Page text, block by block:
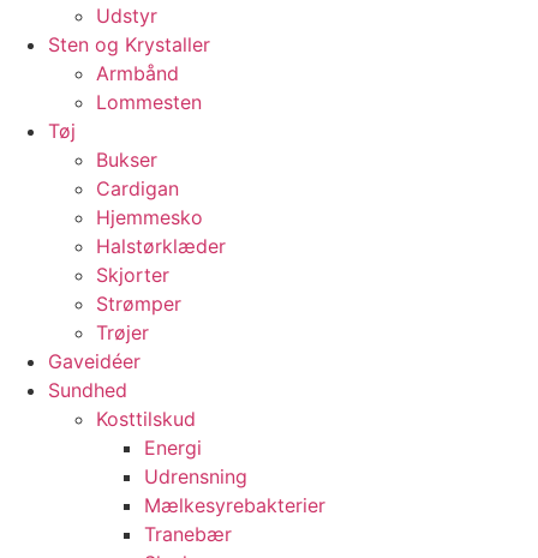
Udstyr
Sten og Krystaller
Armbånd
Lommesten
Tøj
Bukser
Cardigan
Hjemmesko
Halstørklæder
Skjorter
Strømper
Trøjer
Gaveidéer
Sundhed
Kosttilskud
Energi
Udrensning
Mælkesyrebakterier
Tranebær